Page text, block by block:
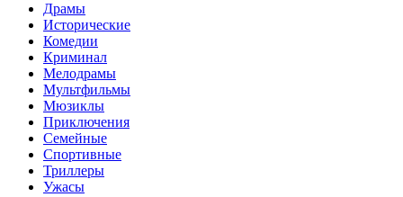
Драмы
Исторические
Комедии
Криминал
Мелодрамы
Мультфильмы
Мюзиклы
Приключения
Семейные
Спортивные
Триллеры
Ужасы